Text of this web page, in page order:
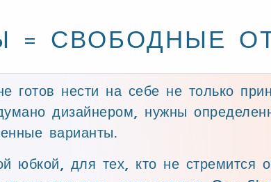
= СВОБОДНЫЕ
готов нести на себе не только
дизайнером, нужны
варианты.
юбкой, для тех, кто не стремится